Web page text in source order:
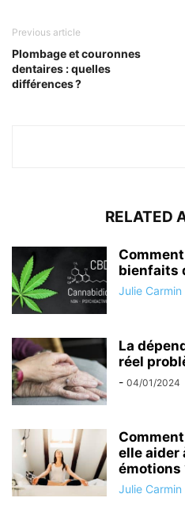
Previous article
Plombage et couronnes
dentaires : quelles
différences ?
RELATED
bienfaits
Julie Carmin
La
réel
- 04/01/2024
elle aider
émotions
Julie Carmin